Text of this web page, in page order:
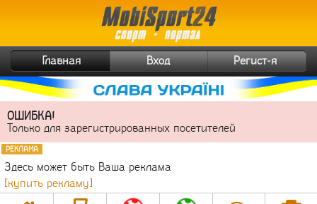
Главная Вход Регист-я
ОШИБКА!
Только для зарегистрированных посетителей
РЕКЛАМА
Здесь может быть Ваша реклама
[купить рекламу]